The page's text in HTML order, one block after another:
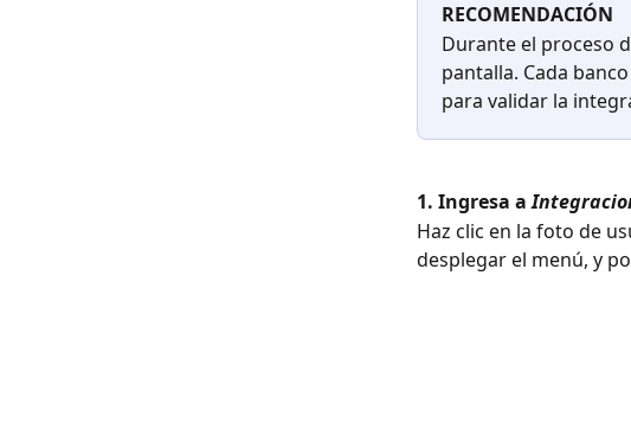
RECOMENDACIÓN
Durante el proceso
pantalla. Cada
para validar la
1. Ingresa a
Haz clic en la foto de
desplegar el menú, y